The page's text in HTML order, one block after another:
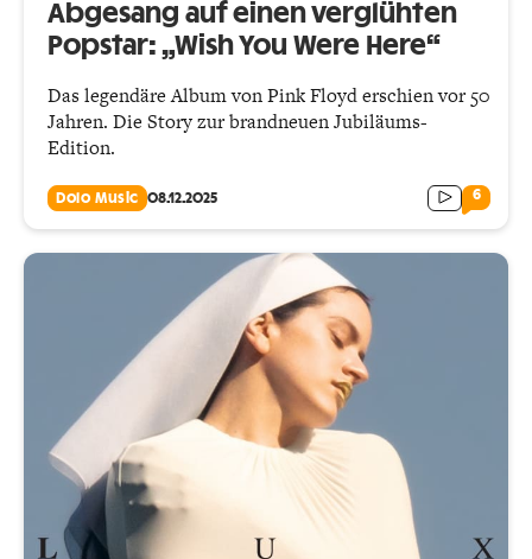
Abgesang auf einen verglühten
Popstar: „Wish You Were Here“
Das legendäre Album von Pink Floyd erschien vor 50
Jahren. Die Story zur brandneuen Jubiläums-
Edition.
Dolo Music 08.12.2025 6